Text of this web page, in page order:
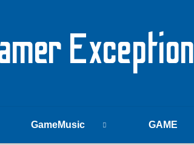
Exception
GameMusic GAME